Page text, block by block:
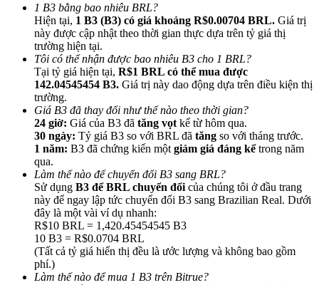
Giới thiệu
Mời một người bạn để nhận phần thưởng tiền mặt
BTC Welcome Rewards
1 B3 bằng bao nhiêu BRL?
Hiện tại, 1 B3 (B3) có giá khoảng R$0.00704 BRL. Giá trị
này được cập nhật theo thời gian thực dựa trên tỷ giá thị
trường hiện tại.
Tôi có thể nhận được bao nhiêu B3 cho 1 BRL?
Tại tỷ giá hiện tại, R$1 BRL có thể mua được
142.04545454 B3. Giá trị này dao động dựa trên điều kiện thị
trường.
Giá B3 đã thay đổi như thế nào theo thời gian?
24 giờ: Giá của B3 đã tăng vọt kể từ hôm qua.
30 ngày: Tỷ giá B3 so với BRL đã tăng so với tháng trước.
1 năm: B3 đã chứng kiến một giảm giá đáng kểtrong năm
qua.
Làm thế nào để chuyển đổi B3 sang BRL?
Sử dụng B3 để BRL chuyển đổi của chúng tôi ở đầu trang
này để ngay lập tức chuyển đổi B3 sang Brazilian Real. Dưới
đây là một vài ví dụ nhanh:
R$10 BRL = 1,420.45454545 B3
10 B3 = R$0.0704 BRL
(Tất cả tỷ giá hiển thị đều là ước lượng và không bao gồm
phí.)
Làm thế nào để mua 1 B3 trên Bitrue?